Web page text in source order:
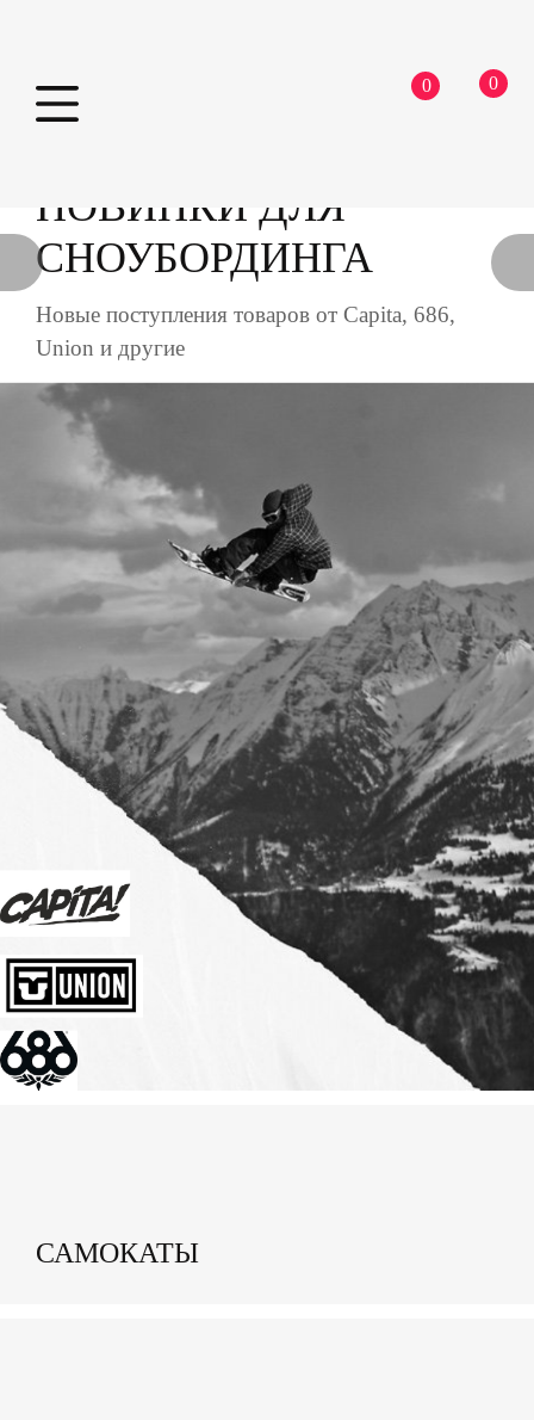
content
0 0
НОВИНКИ ДЛЯ
СНОУБОРДИНГА
Новые поступления товаров от Capita, 686,
Union и другие
САМОКАТЫ